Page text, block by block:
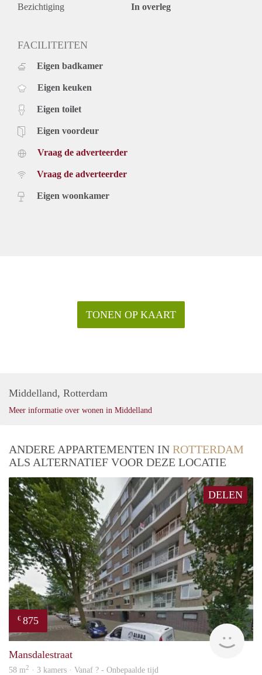
for a shorter period there can be increase.
Bezichtiging In overleg
FACILITEITEN
Eigen badkamer
Eigen keuken
Eigen toilet
Eigen voordeur
Vraag de adverteerder
Vraag de adverteerder
Eigen woonkamer
TONEN OP KAART
Middelland, Rotterdam
Meer informatie over wonen in Middelland
ANDERE APPARTEMENTEN IN ROTTERDAM
ALS ALTERNATIEF VOOR DEZE LOCATIE
DELEN
€ 875
rent
Mansdalestraat
58 m2 · 3 kamers · Vanaf ? - Onbepaalde tijd